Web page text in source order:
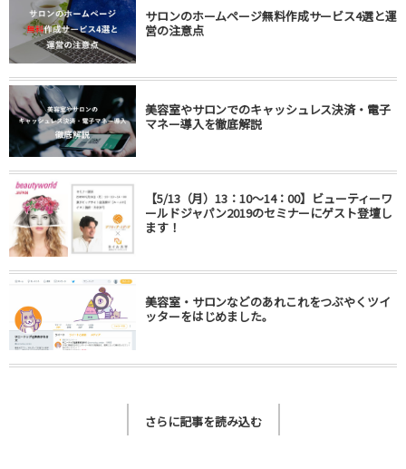
サロンのホームページ無料作成サービス4選と運
営の注意点
美容室やサロンでのキャッシュレス決済・電子
マネー導入を徹底解説
【5/13（月）13：10～14：00】ビューティーワ
ールドジャパン2019のセミナーにゲスト登壇し
ます！
美容室・サロンなどのあれこれをつぶやくツイ
ッターをはじめました。
さらに記事を読み込む